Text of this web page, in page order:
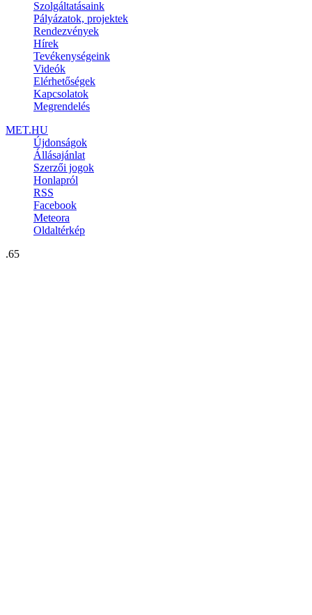
Szolgáltatásaink
Pályázatok, projektek
Rendezvények
Hírek
Tevékenységeink
Videók
Elérhetőségek
Kapcsolatok
Megrendelés
MET.HU
Újdonságok
Állásajánlat
Szerzői jogok
Honlapról
RSS
Facebook
Meteora
Oldaltérkép
.65